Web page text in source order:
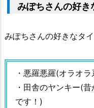
みぽちさんの好き
みぽちさんの好きなタ
・悪羅悪羅(オラオラ
・田舎のヤンキー(
です！)